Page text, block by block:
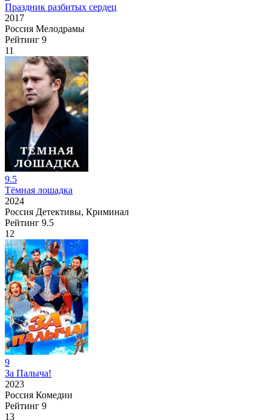
Праздник разбитых сердец
2017
Россия Мелодрамы
Рейтинг 9
11
9.5
Тёмная лошадка
2024
Россия Детективы, Криминал
Рейтинг 9.5
12
9
За Палыча!
2023
Россия Комедии
Рейтинг 9
13